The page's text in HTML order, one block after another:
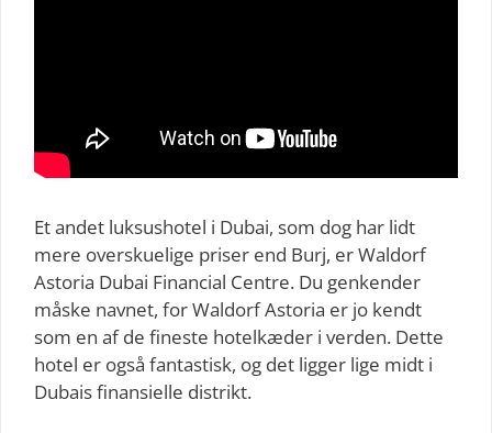
Et andet luksushotel i Dubai, som dog har lidt
mere overskuelige priser end Burj, er Waldorf
Astoria Dubai Financial Centre. Du genkender
måske navnet, for Waldorf Astoria er jo kendt
som en af de fineste hotelkæder i verden. Dette
hotel er også fantastisk, og det ligger lige midt i
Dubais finansielle distrikt.